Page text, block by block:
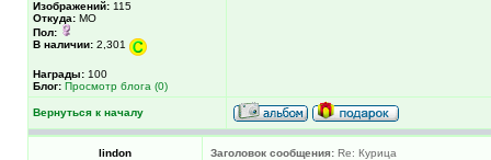
Изображений: 115
Откуда: МО
Пол:
В наличии: 2,301
Награды: 100
Блог: Просмотр блога (0)
Вернуться к началу
lindon Заголовок сообщения: Re: Курица